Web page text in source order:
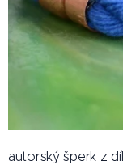
autorský šperk z